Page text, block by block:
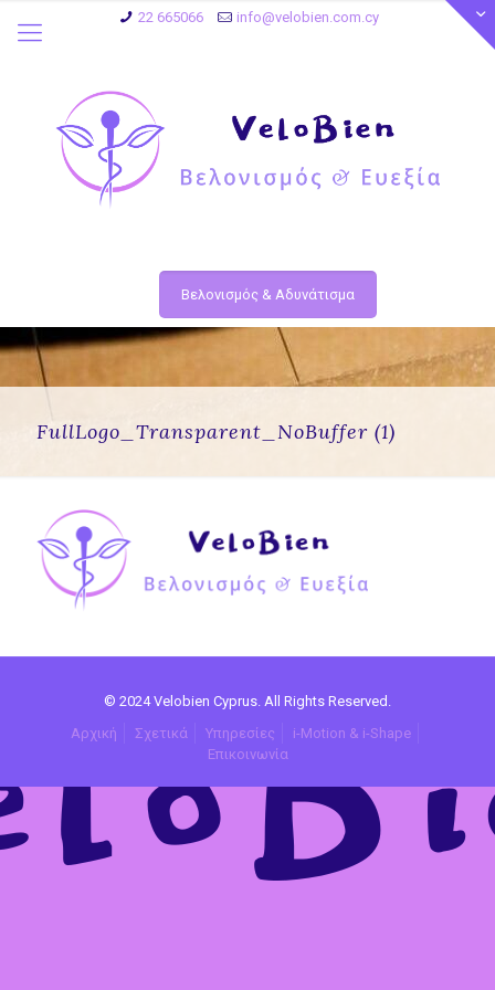
22 665066 info@velobien.com.cy
Βελονισμός & Αδυνάτισμα
FullLogo_Transparent_NoBuffer (1)
© 2024 Velobien Cyprus. All Rights Reserved.
Αρχική
Σχετικά Υπηρεσίες
i-Motion & i-Shape
Επικοινωνία